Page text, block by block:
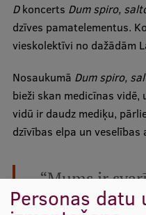
Starptautiskie projekti
Starptautiskie
EATRIS koordinators
Dkoncerts Dum spiro,
dzīves pamatelementus.
vieskolektīvi no dažādām
Nosaukumā Dum spiro,
bieži skan medicīnas vidē,
vidū ir daudz mediķu,
dzīvības elpa un veselības
“Mums ir
pašiem, bet
Personas datu